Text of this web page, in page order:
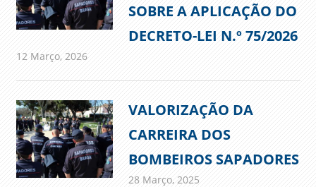
SOBRE A APLICAÇÃO DO
DECRETO-LEI N.º 75/2026
12 Março, 2026admin
Comunicados
VALORIZAÇÃO DA
CARREIRA DOS
BOMBEIROS SAPADORES
28 Março, 2025